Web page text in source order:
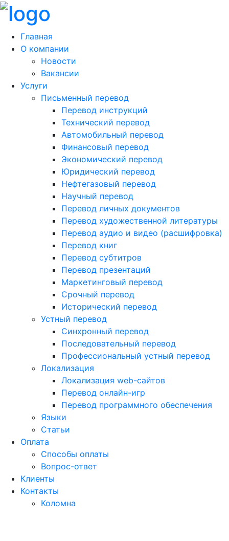
Главная
О компании
Новости
Вакансии
Услуги
Письменный перевод
Перевод инструкций
Технический перевод
Автомобильный перевод
Финансовый перевод
Экономический перевод
Юридический перевод
Нефтегазовый перевод
Научный перевод
Перевод личных документов
Перевод художественной литературы
Перевод аудио и видео (расшифровка)
Перевод книг
Перевод субтитров
Перевод презентаций
Маркетинговый перевод
Срочный перевод
Исторический перевод
Устный перевод
Синхронный перевод
Последовательный перевод
Профессиональный устный перевод
Локализация
Локализация web-сайтов
Перевод онлайн-игр
Перевод программного обеспечения
Языки
Статьи
Оплата
Способы оплаты
Вопрос-ответ
Клиенты
Контакты
Коломна